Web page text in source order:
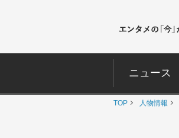
ニュース
TOP 人物情報